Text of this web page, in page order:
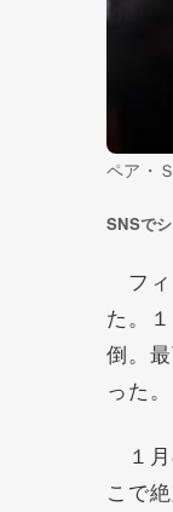
ペア・
SNSで
フィ
た。
倒。
った。
１月
こで